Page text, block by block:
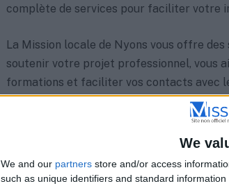
We
We and our partners store and/or access
such as unique identifiers and standard
complète de services pour faciliter votre
La Mission locale de Nyons vous offre
soutenir votre projet professionnel, vous
formations et faciliter vos contacts avec
un seul but : vous permettre d’accéder
Les horaires d’ouverture de la Mission